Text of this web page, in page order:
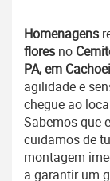
Homenagens
flores no
PA, em
agilidade e
chegue ao
Sabemos que
cuidamos de
montagem
a garantir um